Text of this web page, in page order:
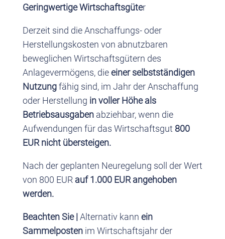
Geringwertige Wirtschaftsgüter
Derzeit sind die Anschaffungs- oder
Herstellungskosten von abnutzbaren
beweglichen Wirtschaftsgütern des
Anlagevermögens, dieeiner selbstständigen
Nutzungfähig sind, im Jahr der Anschaffung
oder Herstellung in voller Höhe als
Betriebsausgabenabziehbar, wenn die
Aufwendungen für das Wirtschaftsgut 800
EUR nicht übersteigen.
Nach der geplanten Neuregelung soll der Wert
von 800 EUR auf 1.000 EUR angehoben
werden.
Beachten Sie | Alternativ kann ein
Sammelpostenim Wirtschaftsjahr der